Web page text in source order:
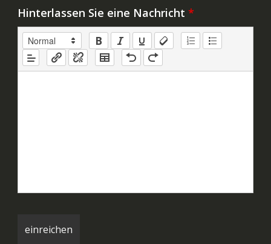
Hinterlassen Sie eine Nachricht *